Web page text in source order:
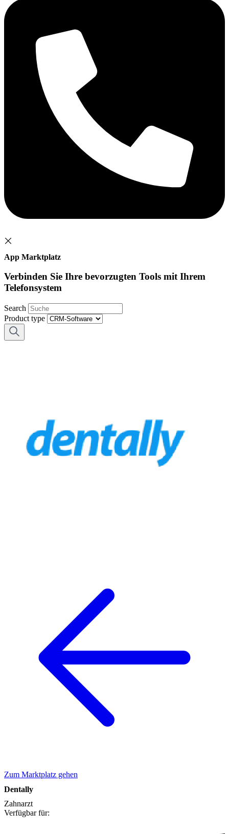
App Marktplatz
Verbinden Sie Ihre bevorzugten Tools mit Ihrem
Telefonsystem
Search
Product type
Zum Marktplatz gehen
Dentally
Zahnarzt
Verfügbar für: